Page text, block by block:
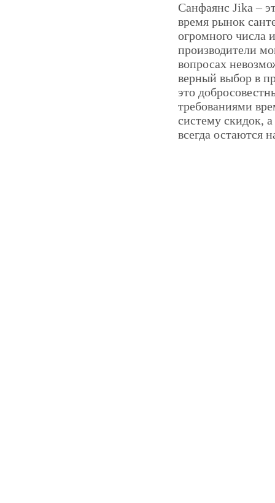
Cанфаянс Jika –
время рынок
огромного числа
производители
вопросах
верный выбор в
это
требованиями
систему скидок,
всегда остаются